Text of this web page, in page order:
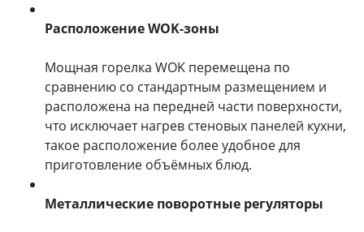
Расположение WOK-зоны
Мощная горелка WOK перемещена по
сравнению со стандартным размещением и
расположена на передней части поверхности,
что исключает нагрев стеновых панелей кухни,
такое расположение более удобное для
приготовление объёмных блюд.
Металлические поворотные регуляторы